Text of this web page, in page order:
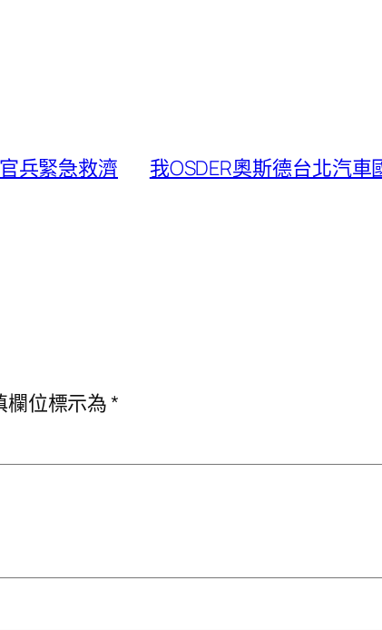
兵緊急救濟 我OSDER奧斯德台北汽
欄位標示為*